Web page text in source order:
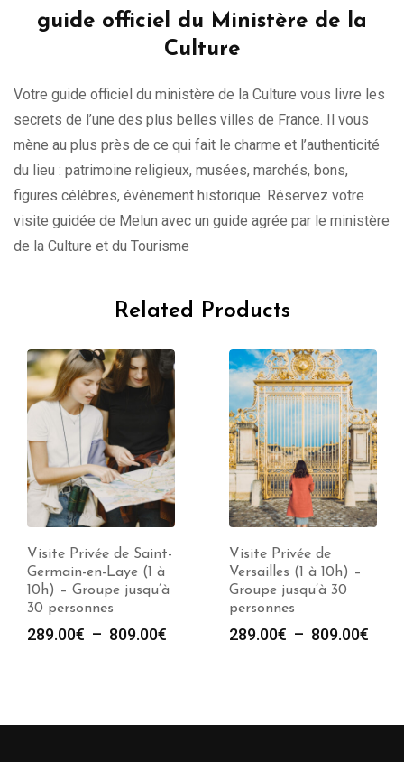
guide officiel du Ministère de la
Culture
Votre guide officiel du ministère de la Culture vous livre les
secrets de l’une des plus belles villes de France. Il vous
mène au plus près de ce qui fait le charme et l’authenticité
du lieu : patrimoine religieux, musées, marchés, bons,
figures célèbres, événement historique. Réservez votre
visite guidée de Melun avec un guide agrée par le ministère
de la Culture et du Tourisme
Related Products
Visite Privée de Saint-
Germain-en-Laye (1 à
10h) – Groupe jusqu’à
30 personnes
289.00€ – 809.00€
Visite Privée de
Versailles (1 à 10h) –
Groupe jusqu’à 30
personnes
289.00€ – 809.00€